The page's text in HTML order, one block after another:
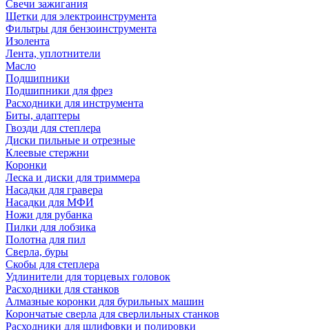
Свечи зажигания
Щетки для электроинструмента
Фильтры для бензоинструмента
Изолента
Лента, уплотнители
Масло
Подшипники
Подшипники для фрез
Расходники для инструмента
Биты, адаптеры
Гвозди для степлера
Диски пильные и отрезные
Клеевые стержни
Коронки
Леска и диски для триммера
Насадки для гравера
Насадки для МФИ
Ножи для рубанка
Пилки для лобзика
Полотна для пил
Сверла, буры
Скобы для степлера
Удлинители для торцевых головок
Расходники для станков
Алмазные коронки для бурильных машин
Корончатые сверла для сверлильных станков
Расходники для шлифовки и полировки